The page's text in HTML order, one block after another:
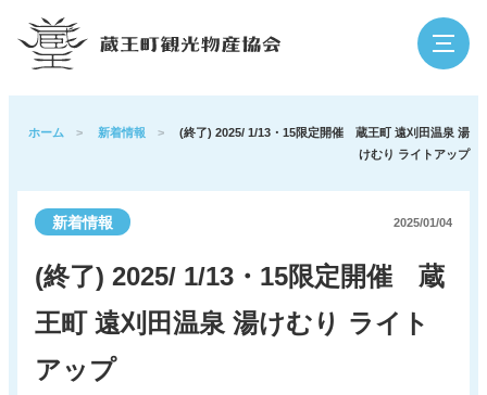
検索
蔵王の魅力
イベント 泊まる・温泉
グルメ・買う
ホーム > 新着情報 > (終了) 2025/ 1/13・15限定開催 蔵王町 遠刈田温泉 湯
けむり ライトアップ
新着情報 2025/01/04
(終了) 2025/ 1/13・15限定開催 蔵
王町 遠刈田温泉 湯けむり ライト
アップ